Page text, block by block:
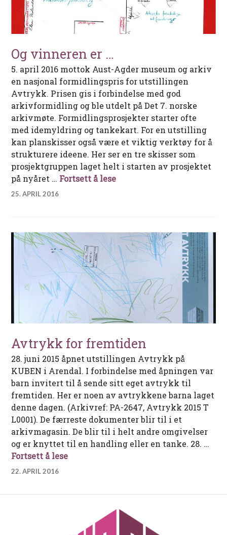
Og vinneren er …
5. april 2016 mottok Aust-Agder museum og arkiv
en nasjonal formidlingspris for utstillingen
Avtrykk. Prisen gis i forbindelse med god
arkivformidling og ble utdelt på Det 7. norske
arkivmøte. Formidlingsprosjekter starter ofte
med idemyldring og tankekart. For en utstilling
kan planskisser også være et viktig verktøy for å
strukturere ideene. Her ser en tre skisser som
prosjektgruppen laget helt i starten av prosjektet
på nyåret … Fortsett å leseOg vinneren er …
25. APRIL 2016
Avtrykk for fremtiden
28. juni 2015 åpnet utstillingen Avtrykk på
KUBEN i Arendal. I forbindelse med åpningen var
barn invitert til å sende sitt eget avtrykk til
fremtiden. Her er noen av avtrykkene barna laget
denne dagen. (Arkivref: PA-2647, Avtrykk 2015 T
L0001). De færreste dokumenter blir til i et
arkivmagasin. De blir til i helt andre omgivelser
og er knyttet til en handling eller en tanke. 28. …
Fortsett å leseAvtrykk for fremtiden
22. APRIL 2016